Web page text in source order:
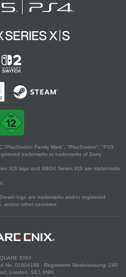
Family Mark", "PlayStation", "PS5
trademarks or trademarks of Sony
X|S logo and XBOX Series X|S are trademarks
logo are trademarks and/or registered
and/or other countries.
ENIX
No. 01804186 - Registrierte Niederlassung: 240
London, SE1 8NW.